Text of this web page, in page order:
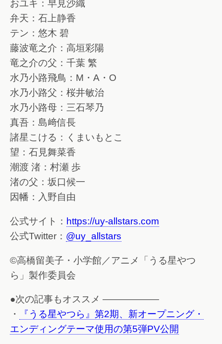
おユキ：早見沙織
弁天：石上静香
テン：悠木 碧
藤波竜之介：高垣彩陽
竜之介の父：千葉 繁
水乃小路飛鳥：M・A・O
水乃小路父：桜井敏治
水乃小路母：三石琴乃
真吾：島﨑信長
諸星こける：くまいもとこ
望：石見舞菜香
潮渡 渚：村瀬 歩
渚の父：坂口候一
因幡：入野自由
公式サイト： https://uy-allstars.com
公式Twitter： @uy_allstars
©高橋留美子・小学館／アニメ「うる星やつ
ら」製作委員会
●次の記事もオススメ ——————
・
『うる星やつら』第2期、新オープニング・
エンディングテーマ使用の第5弾PV公開